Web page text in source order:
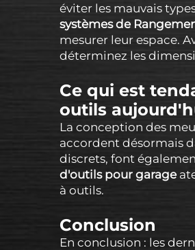
éviter les mauvais
systèmes de
mesurer leur espace.
déterminez les
Ce qui est
outils
La conception des
accordent désormais
discrets, font
d'outils pour garage
à outils.
Conclusion
En conclusion : les